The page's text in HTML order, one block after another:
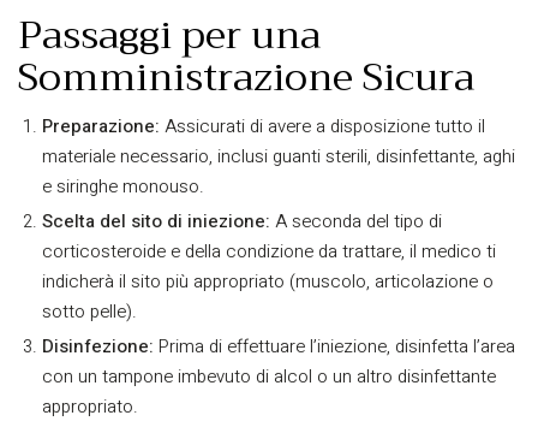
Passaggi per una
Somministrazione Sicura
Preparazione: Assicurati di avere a disposizione tutto il
materiale necessario, inclusi guanti sterili, disinfettante, aghi
e siringhe monouso.
Scelta del sito di iniezione: A seconda del tipo di
corticosteroide e della condizione da trattare, il medico ti
indicherà il sito più appropriato (muscolo, articolazione o
sotto pelle).
Disinfezione: Prima di effettuare l’iniezione, disinfetta l’area
con un tampone imbevuto di alcol o un altro disinfettante
appropriato.